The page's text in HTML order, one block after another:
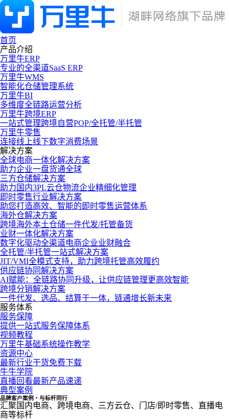
首页
产品介绍
万里牛ERP
专业的全渠道SaaS ERP
万里牛WMS
智能化仓储管理系统
万里牛BI
多维度全链路运营分析
万里牛跨境ERP
一站式管理跨境自营POP/全托管/半托管
万里牛零售
连接线上线下数字消费场景
解决方案
全球电商一体化解决方案
助力企业一盘货通全球
三方仓储解决方案
助力国内3PL云仓物流企业精细化管理
即时零售行业解决方案
助您打造高效、智能的即时零售运营体系
海外仓解决方案
跨境海外本土仓储一件代发/托管备货
业财一体化解决方案
数字化驱动全渠道电商企业业财融合
全托管/半托管一站式解决方案
JIT/VMI全模式支持，助力跨境托管高效履约
供应链协同解决方案
AI赋能：全链路协同升级，让供应链管理更高效智能
跨境分销解决方案
一件代发、选品、结算于一体，链通增长新未来
服务体系
服务保障
提供一站式服务保障体系
视频教程
万里牛基础系统操作教学
资源中心
最新行业干货免费下载
牛牛学院
直播回看最新产品速递
典型案例
品牌客户案例・与标杆同行
汇聚国内电商、跨境电商、三方云仓、门店/即时零售、直播电
商等标杆